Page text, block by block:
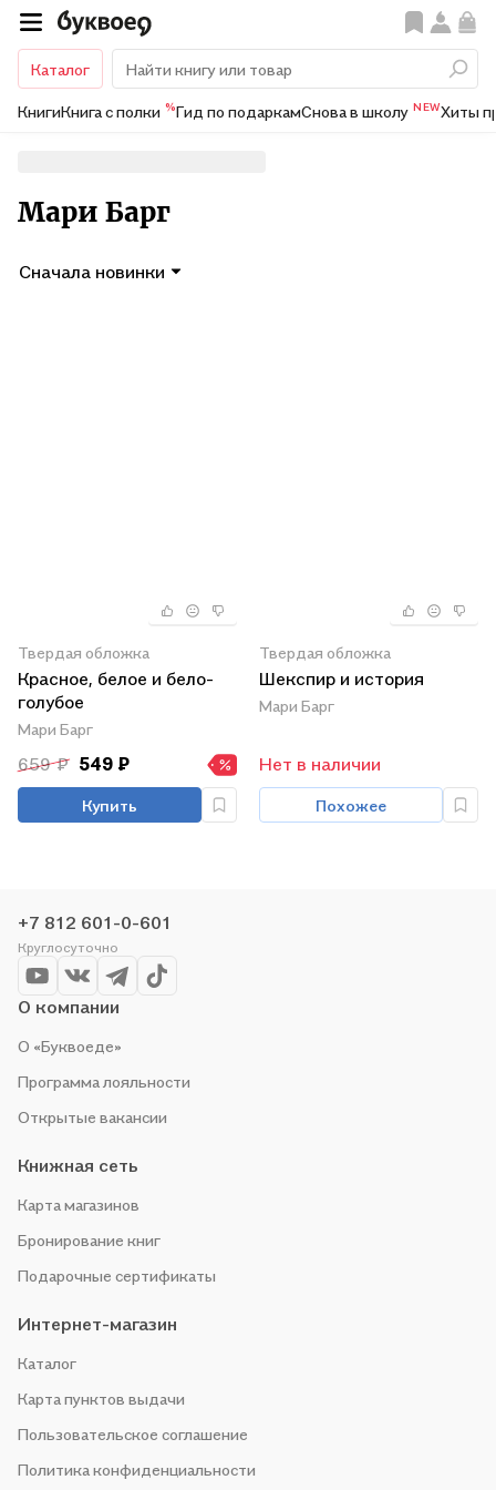
Каталог
КнигиКнига с полки %Гид по подаркамСнова в школу NEWХиты
Мари Барг
Сначала новинки
Твердая обложка
Красное, белое и бело-
голубое
Мари Барг
659 ₽ 549 ₽
Купить
Твердая обложка
Шекспир и история
Мари Барг
Нет в наличии
Похожее
+7 812 601-0-601
Круглосуточно
О компании
О «Буквоеде»
Программа лояльности
Открытые вакансии
Книжная сеть
Карта магазинов
Бронирование книг
Подарочные сертификаты
Интернет-магазин
Каталог
Карта пунктов выдачи
Пользовательское соглашение
Политика конфиденциальности